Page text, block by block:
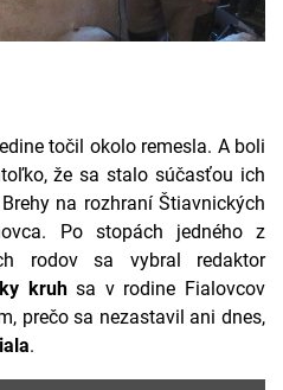
točil okolo remesla. A boli
že sa stalo súčasťou ich
na rozhraní Štiavnických
Po stopách jedného z
rodov sa vybral redaktor
kruhsa v rodine Fialovcov
prečo sa nezastavil ani dnes,
.